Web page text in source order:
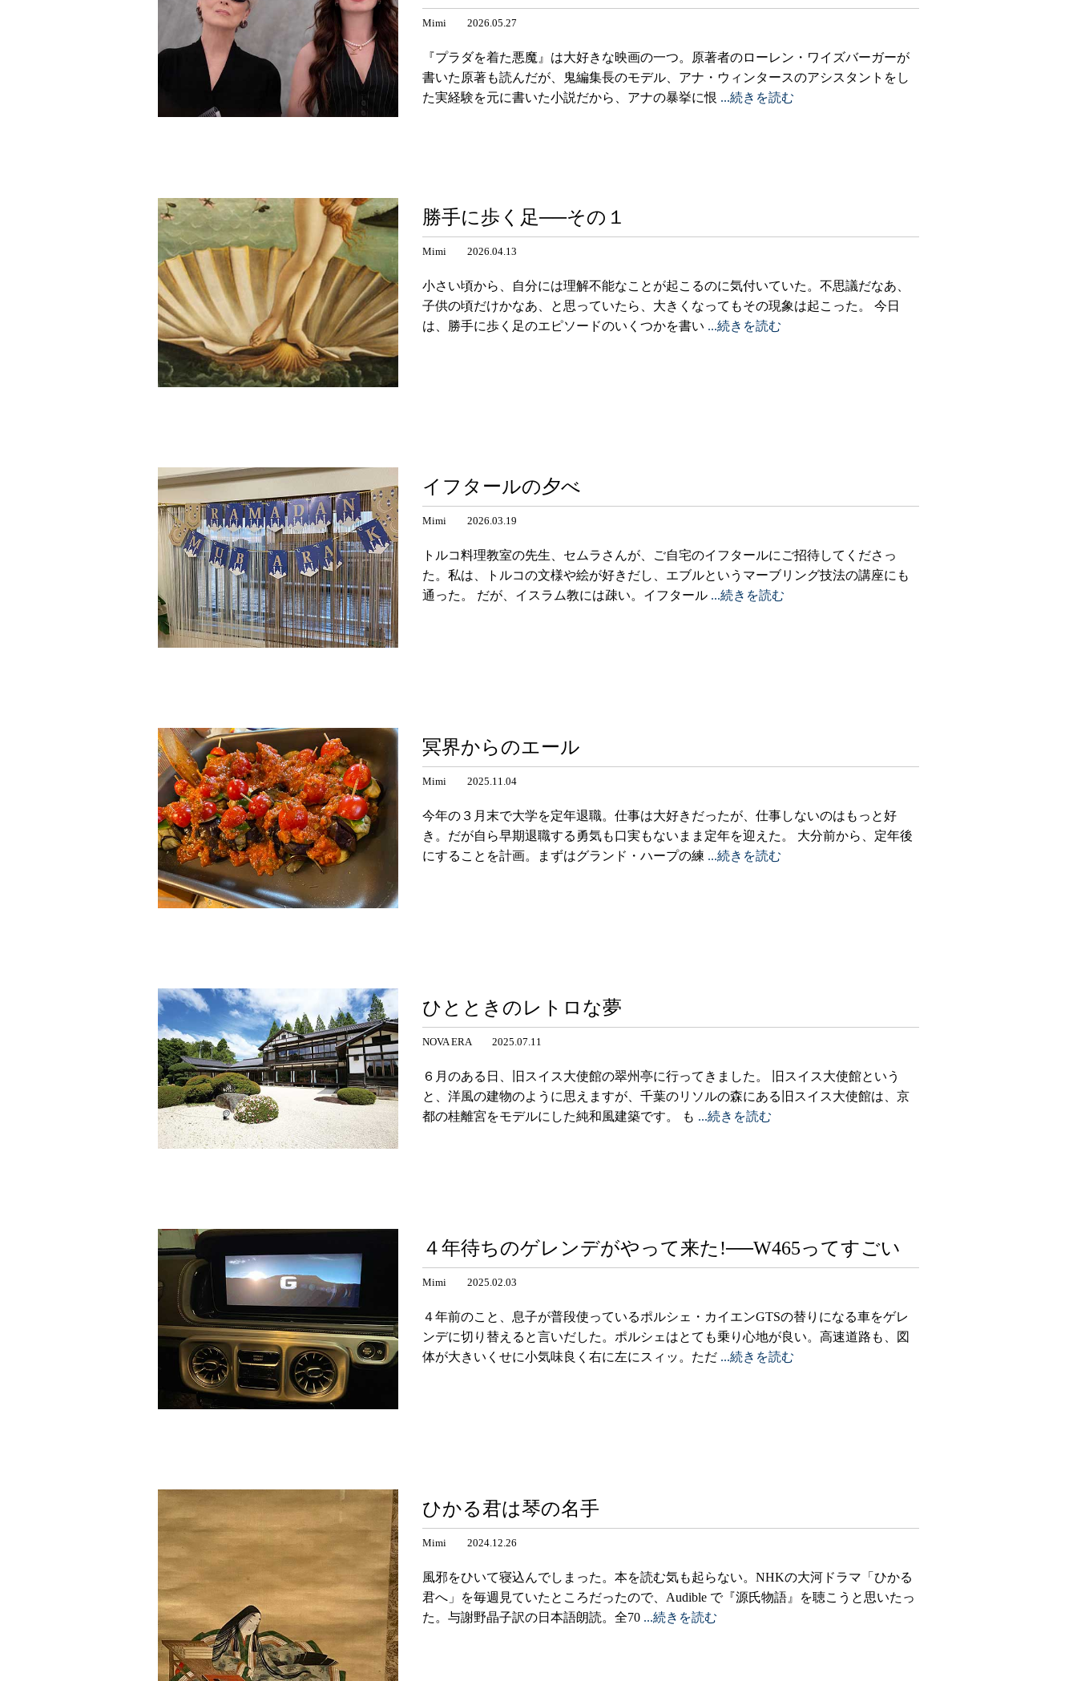
Mimi 2026.05.27
『プラダを着た悪魔』は大好きな映画の一つ。原著者のローレン・ワイズバーガーが
書いた原著も読んだが、鬼編集長のモデル、アナ・ウィンタースのアシスタントをし
た実経験を元に書いた小説だから、アナの暴挙に恨 ...続きを読む
勝手に歩く足──その１
Mimi 2026.04.13
小さい頃から、自分には理解不能なことが起こるのに気付いていた。不思議だなあ、
子供の頃だけかなあ、と思っていたら、大きくなってもその現象は起こった。 今日
は、勝手に歩く足のエピソードのいくつかを書い ...続きを読む
イフタールの夕べ
Mimi 2026.03.19
トルコ料理教室の先生、セムラさんが、ご自宅のイフタールにご招待してくださっ
た。私は、トルコの文様や絵が好きだし、エブルというマーブリング技法の講座にも
通った。 だが、イスラム教には疎い。イフタール ...続きを読む
冥界からのエール
Mimi 2025.11.04
今年の３月末で大学を定年退職。仕事は大好きだったが、仕事しないのはもっと好
き。だが自ら早期退職する勇気も口実もないまま定年を迎えた。 大分前から、定年後
にすることを計画。まずはグランド・ハープの練 ...続きを読む
ひとときのレトロな夢
NOVA ERA 2025.07.11
６月のある日、旧スイス大使館の翠州亭に行ってきました。 旧スイス大使館という
と、洋風の建物のように思えますが、千葉のリソルの森にある旧スイス大使館は、京
都の桂離宮をモデルにした純和風建築です。 も ...続きを読む
４年待ちのゲレンデがやって来た!──W465ってすごい
Mimi 2025.02.03
４年前のこと、息子が普段使っているポルシェ・カイエンGTSの替りになる車をゲレ
ンデに切り替えると言いだした。ポルシェはとても乗り心地が良い。高速道路も、図
体が大きいくせに小気味良く右に左にスィッ。ただ ...続きを読む
ひかる君は琴の名手
Mimi 2024.12.26
風邪をひいて寝込んでしまった。本を読む気も起らない。NHKの大河ドラマ「ひかる
君へ」を毎週見ていたところだったので、Audible で『源氏物語』を聴こうと思いたっ
た。与謝野晶子訳の日本語朗読。全70 ...続きを読む